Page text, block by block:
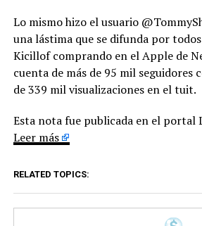
Lo mismo hizo el usuario
una lástima que se difunda por
Kicillof comprando en el Apple de
cuenta de más de 95 mil seguidores
de 339 mil visualizaciones en el tuit.
Esta nota fue publicada en el portal
Leer más
RELATED TOPICS: